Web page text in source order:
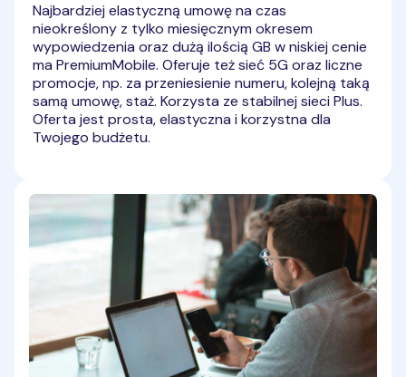
Najbardziej elastyczną umowę na czas
nieokreślony z tylko miesięcznym okresem
wypowiedzenia oraz dużą ilością GB w niskiej cenie
ma PremiumMobile. Oferuje też sieć 5G oraz liczne
promocje, np. za przeniesienie numeru, kolejną taką
samą umowę, staż. Korzysta ze stabilnej sieci Plus.
Oferta jest prosta, elastyczna i korzystna dla
Twojego budżetu.